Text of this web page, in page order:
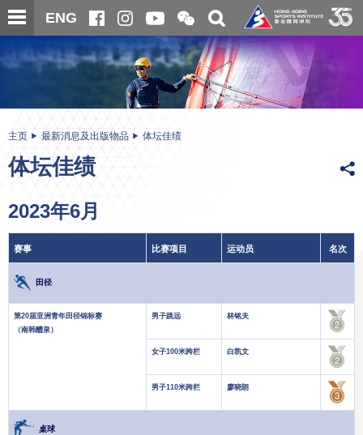
跳
至
内
ENG
开
合
微
信
二
维
码
关
搜
寻
内
主页 最新消息及出版物品 体坛佳绩
体坛佳绩
2023年6月
赛事 比赛项目 运动员 名次
田径
第20届亚洲青年田径锦标赛
（南韩醴泉）
男子跳远 林铭夫
女子100米跨栏 白凯文
男子110米跨栏 廖晓朗
桌球